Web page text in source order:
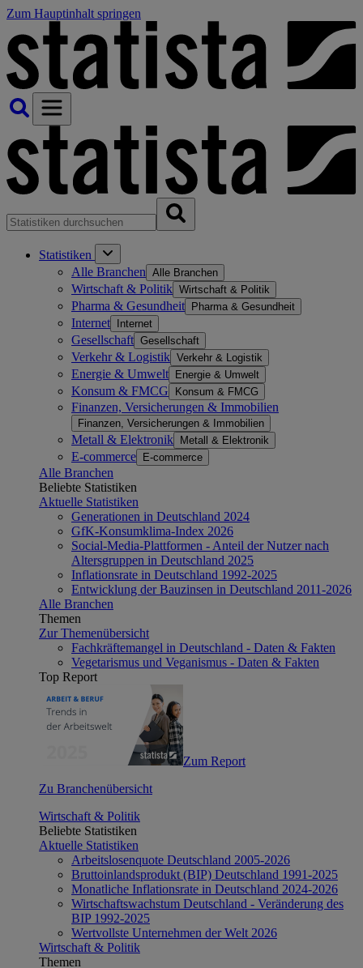
Zum Hauptinhalt springen
Statistiken
Alle Branchen Alle Branchen
Wirtschaft & Politik Wirtschaft & Politik
Pharma & Gesundheit Pharma & Gesundheit
Internet Internet
Gesellschaft Gesellschaft
Verkehr & Logistik Verkehr & Logistik
Energie & Umwelt Energie & Umwelt
Konsum & FMCG Konsum & FMCG
Finanzen, Versicherungen & Immobilien
Finanzen, Versicherungen & Immobilien
Metall & Elektronik Metall & Elektronik
E-commerce E-commerce
Alle Branchen
Beliebte Statistiken
Aktuelle Statistiken
Generationen in Deutschland 2024
GfK-Konsumklima-Index 2026
Social-Media-Plattformen - Anteil der Nutzer nach
Altersgruppen in Deutschland 2025
Inflationsrate in Deutschland 1992-2025
Entwicklung der Bauzinsen in Deutschland 2011-2026
Alle Branchen
Themen
Zur Themenübersicht
Fachkräftemangel in Deutschland - Daten & Fakten
Vegetarismus und Veganismus - Daten & Fakten
Top Report
Zum Report
Zu Branchenübersicht
Wirtschaft & Politik
Beliebte Statistiken
Aktuelle Statistiken
Arbeitslosenquote Deutschland 2005-2026
Bruttoinlandsprodukt (BIP) Deutschland 1991-2025
Monatliche Inflationsrate in Deutschland 2024-2026
Wirtschaftswachstum Deutschland - Veränderung des
BIP 1992-2025
Wertvollste Unternehmen der Welt 2026
Wirtschaft & Politik
Themen